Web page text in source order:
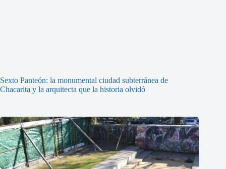
Sexto Panteón: la monumental ciudad subterránea de
Chacarita y la arquitecta que la historia olvidó